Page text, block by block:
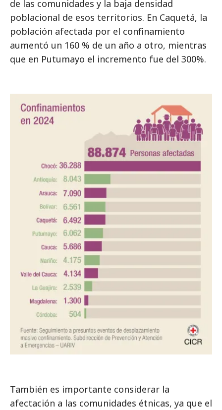
de las comunidades y la baja densidad
poblacional de esos territorios. En Caquetá, la
población afectada por el confinamiento
aumentó un 160 % de un año a otro, mientras
que en Putumayo el incremento fue del 300%.
También es importante considerar la
afectación a las comunidades étnicas, ya que el